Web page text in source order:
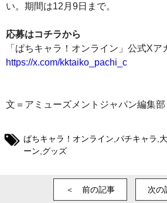
い。期間は12月9日まで。
応募はコチラから
「ぱちキャラ！オンライン」公式Xア
https://x.com/kktaiko_pachi_c
文＝アミューズメントジャパン編集部
ぱちキャラ！オンライン パチキャラ
ーン グッズ
＜ 前の記事 次